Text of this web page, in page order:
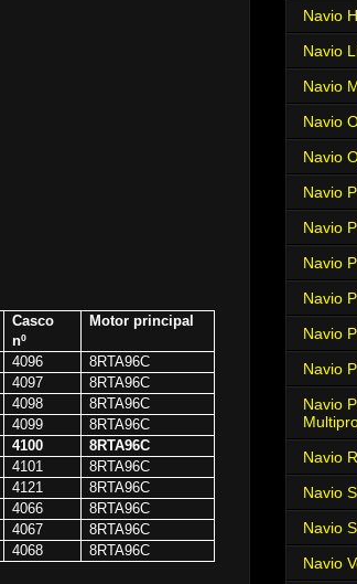
Casco
nº
Motor principal
4096
8RTA96C
4097
8RTA96C
4098
8RTA96C
4099
8RTA96C
4100
8RTA96C
4101
8RTA96C
4121
8RTA96C
4066
8RTA96C
4067
8RTA96C
4068 8RTA96C
Navio
Navio
Navio
Navio
Navio
Navio
Navio
Navio
Navio
Navio
Navio
Navio
Navio
Navio
Navio
Navio